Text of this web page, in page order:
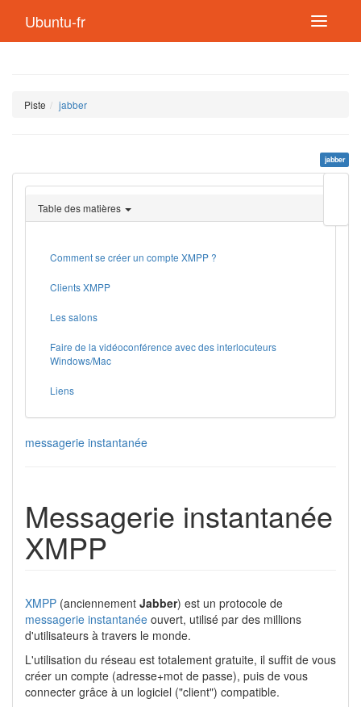
Ubuntu-fr
Piste jabber
jabber
page
Table des matières
Comment se créer un compte XMPP ?
Clients XMPP
Les salons
Faire de la vidéoconférence avec des interlocuteurs
Windows/Mac
Liens
messagerie instantanée
Messagerie instantanée
XMPP
XMPP (anciennement Jabber) est un protocole de
messagerie instantanée ouvert, utilisé par des millions
d'utilisateurs à travers le monde.
L'utilisation du réseau est totalement gratuite, il suffit de vous
créer un compte (adresse+mot de passe), puis de vous
connecter grâce à un logiciel ("client") compatible.